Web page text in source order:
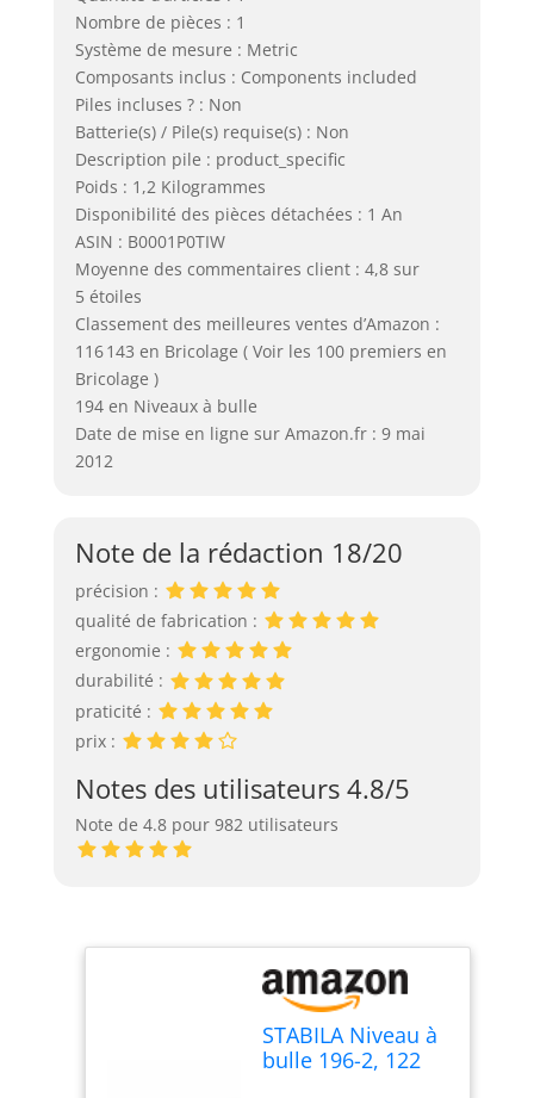
Nombre de pièces : 1
Système de mesure : Metric
Composants inclus : Components included
Piles incluses ? : Non
Batterie(s) / Pile(s) requise(s) : Non
Description pile : product_specific
Poids : 1,2 Kilogrammes
Disponibilité des pièces détachées : 1 An
ASIN : B0001P0TIW
Moyenne des commentaires client : 4,8 sur
5 étoiles
Classement des meilleures ventes d’Amazon :
116 143 en Bricolage ( Voir les 100 premiers en
Bricolage )
194 en Niveaux à bulle
Date de mise en ligne sur Amazon.fr : 9 mai
2012
Note de la rédaction 18/20
précision :
qualité de fabrication :
ergonomie :
durabilité :
praticité :
prix :
Notes des utilisateurs 4.8/5
Note de 4.8 pour 982 utilisateurs
STABILA Niveau à
bulle 196-2, 122